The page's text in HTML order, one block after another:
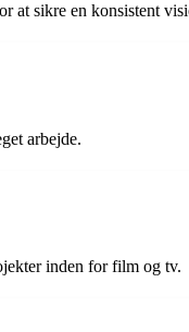
at sikre en konsistent
arbejde.
inden for film og tv.